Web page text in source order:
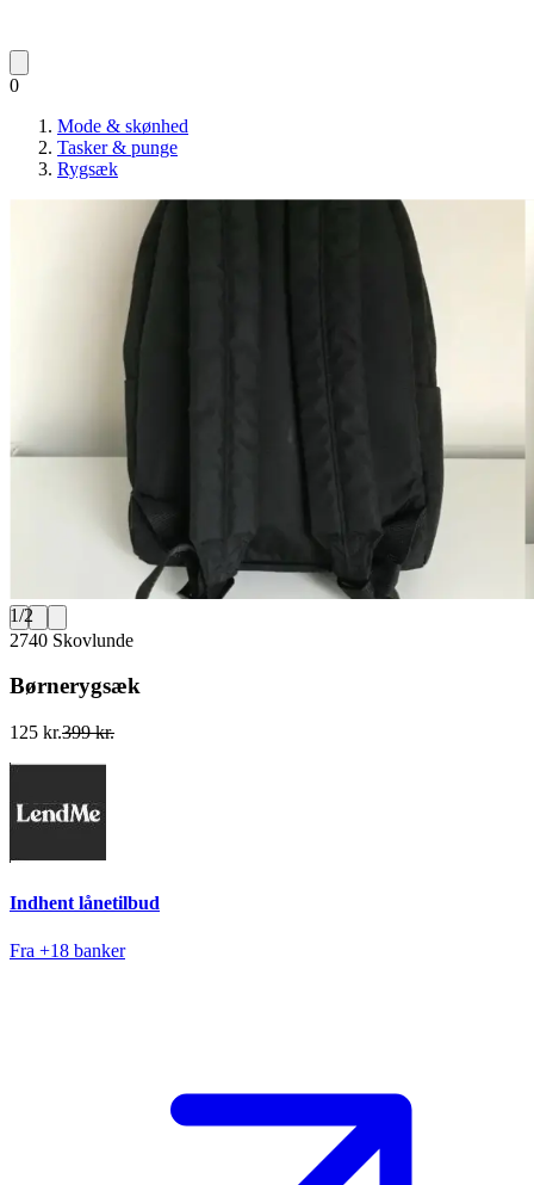
0
Mode & skønhed
Tasker & punge
Rygsæk
1/2
2740 Skovlunde
Børnerygsæk
125 kr.399 kr.
Indhent lånetilbud
Fra +18 banker